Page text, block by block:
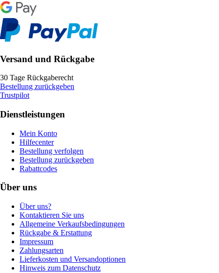
Versand und Rückgabe
30 Tage Rückgaberecht
Bestellung zurückgeben
Trustpilot
Dienstleistungen
Mein Konto
Hilfecenter
Bestellung verfolgen
Bestellung zurückgeben
Rabattcodes
Über uns
Über uns?
Kontaktieren Sie uns
Allgemeine Verkaufsbedingungen
Rückgabe & Erstattung
Impressum
Zahlungsarten
Lieferkosten und Versandoptionen
Hinweis zum Datenschutz